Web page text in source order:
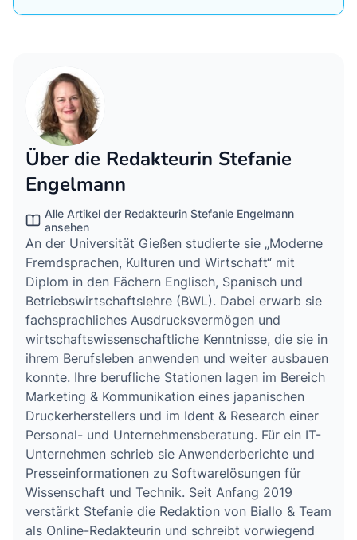
Über die Redakteurin Stefanie
Engelmann
Alle Artikel der Redakteurin Stefanie Engelmann
ansehen
An der Universität Gießen studierte sie „Moderne
Fremdsprachen, Kulturen und Wirtschaft“ mit
Diplom in den Fächern Englisch, Spanisch und
Betriebswirtschaftslehre (BWL). Dabei erwarb sie
fachsprachliches Ausdrucksvermögen und
wirtschaftswissenschaftliche Kenntnisse, die sie in
ihrem Berufsleben anwenden und weiter ausbauen
konnte. Ihre berufliche Stationen lagen im Bereich
Marketing & Kommunikation eines japanischen
Druckerherstellers und im Ident & Research einer
Personal- und Unternehmensberatung. Für ein IT-
Unternehmen schrieb sie Anwenderberichte und
Presseinformationen zu Softwarelösungen für
Wissenschaft und Technik. Seit Anfang 2019
verstärkt Stefanie die Redaktion von Biallo & Team
als Online-Redakteurin und schreibt vorwiegend